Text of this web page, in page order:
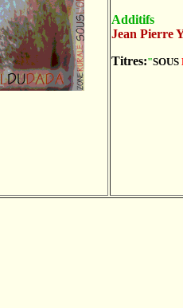
Additifs
Jean Pierre
Titres:"SOUS